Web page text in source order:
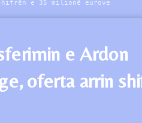
e 35 milionë eurove
e Ardon
oferta arrin